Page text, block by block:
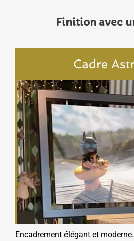
Finition avec
Cadre
Encadrement élégant et